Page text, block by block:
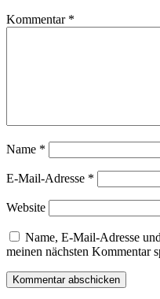
Kommentar *
Name *
E-Mail-Adresse *
Website
Name, E-Mail-Adresse
meinen nächsten Kommentar